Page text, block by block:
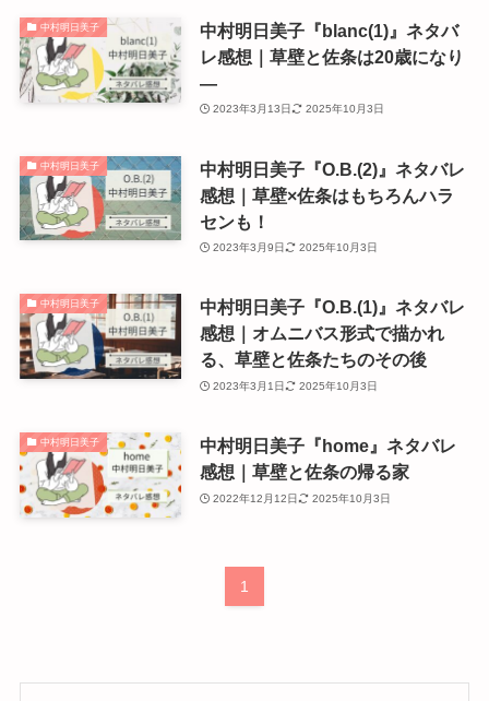
中村明日美子
中村明日美子『blanc(1)』ネタバ
レ感想｜草壁と佐条は20歳になり
―
2023年3月13日 2025年10月3日
中村明日美子
中村明日美子『O.B.(2)』ネタバレ
感想｜草壁×佐条はもちろんハラ
センも！
2023年3月9日 2025年10月3日
中村明日美子
中村明日美子『O.B.(1)』ネタバレ
感想｜オムニバス形式で描かれ
る、草壁と佐条たちのその後
2023年3月1日 2025年10月3日
中村明日美子
中村明日美子『home』ネタバレ
感想｜草壁と佐条の帰る家
2022年12月12日 2025年10月3日
1